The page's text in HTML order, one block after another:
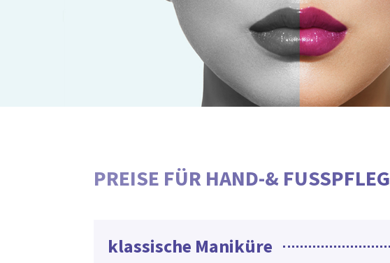
PREISE FÜR HAND-& FUSSPFLEGE
klassische Maniküre